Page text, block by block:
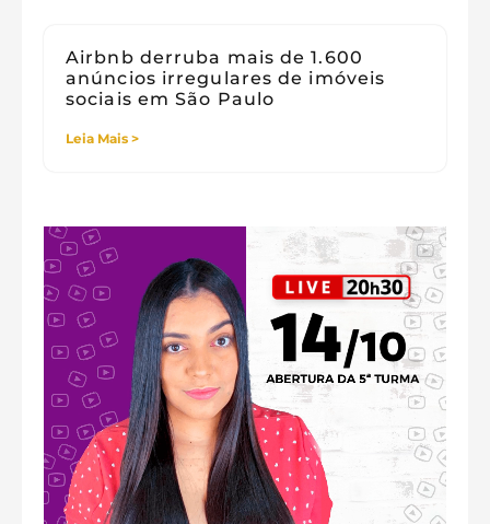
Airbnb derruba mais de 1.600
anúncios irregulares de imóveis
sociais em São Paulo
Leia Mais >